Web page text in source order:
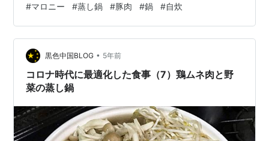
ク、唐辛子、シメジを散らしてみた。ご覧の通り鍋の周
囲にはマロニーを差し込んである。 これに白だしを大さ
じ1杯、焼酎（25度）を100cc入れ、フタをして加熱す
る。
#マロニー #蒸し鍋 #豚肉 #鍋 #自炊
黒色中国BLOG • 5年前
コロナ時代に最適化した食事（7）鶏ムネ肉と野
菜の蒸し鍋